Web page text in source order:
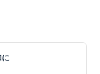
に